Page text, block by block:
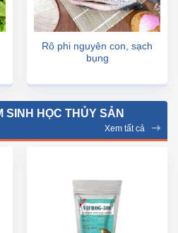
Rô phi nguyên con, sạch
bụng
SINH HỌC THỦY SẢN
Xem tất cả